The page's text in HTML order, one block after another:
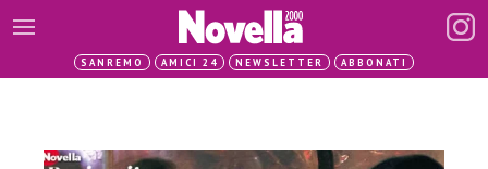
SANREMO AMICI 24 NEWSLETTER ABBONATI